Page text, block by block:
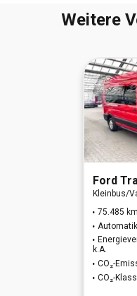
Weitere
Ford Transit
Kleinbus/
75.485 km
Automatik
k.A.
CO₂-
CO₂-